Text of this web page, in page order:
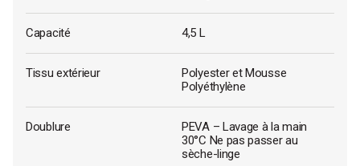
Capacité 4,5 L
Tissu extérieur
Polyester et Mousse
Polyéthylène
Doublure
PEVA – Lavage à la main
30°C Ne pas passer au
sèche-linge